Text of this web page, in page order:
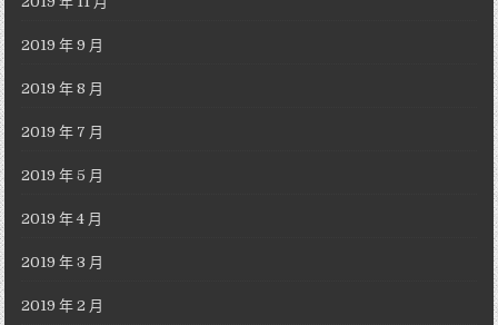
2019 年 9 月
2019 年 8 月
2019 年 7 月
2019 年 5 月
2019 年 4 月
2019 年 3 月
2019 年 2 月